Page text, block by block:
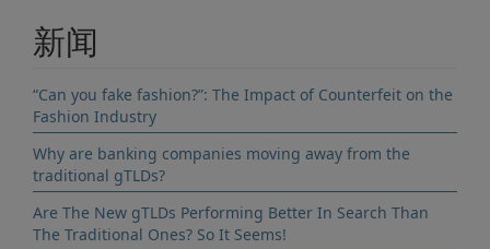
新闻
“Can you fake fashion?”: The Impact of Counterfeit on the
Fashion Industry
Why are banking companies moving away from the
traditional gTLDs?
Are The New gTLDs Performing Better In Search Than
The Traditional Ones? So It Seems!